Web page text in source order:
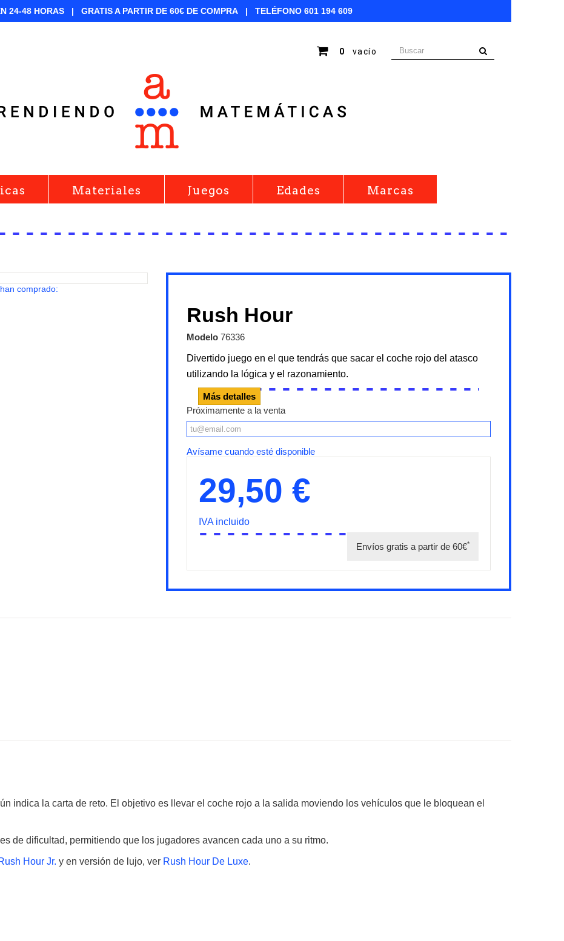
24-48 HORAS | GRATIS A PARTIR DE 60€ DE COMPRA | TELÉFONO 601 194 609
0 vacío
Materiales Juegos Edades Marcas
comprado:
Rush Hour
Modelo 76336
Divertido juego en el que tendrás que sacar el coche rojo del atasco
utilizando la lógica y el razonamiento.
Más detalles
Próximamente a la venta
Avísame cuando esté disponible
29,50 €
IVA incluido
Envíos gratis a partir de 60€*
indica la carta de reto. El objetivo es llevar el coche rojo a la salida moviendo los vehículos que le bloquean el
de dificultad, permitiendo que los jugadores avancen cada uno a su ritmo.
Hour Jr. y en versión de lujo, ver Rush Hour De Luxe.